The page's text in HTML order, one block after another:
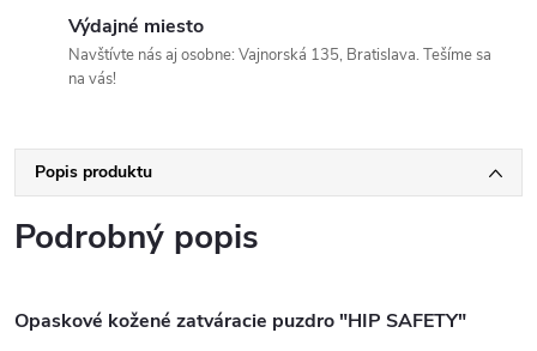
Výdajné miesto
Navštívte nás aj osobne: Vajnorská 135, Bratislava. Tešíme sa
na vás!
Popis produktu
Podrobný popis
Opaskové kožené zatváracie puzdro "HIP SAFETY"